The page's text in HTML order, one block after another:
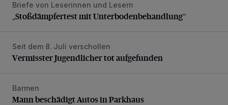
„Stoßdämpfertest mit Unterbodenbehandlung“
Briefe von Leserinnen und Lesern
„Stoßdämpfertest mit Unterbodenbehandlung“
Vermisster Jugendlicher tot aufgefunden
Seit dem 8. Juli verschollen
Vermisster Jugendlicher tot aufgefunden
Mann beschädigt Autos in Parkhaus
Barmen
Mann beschädigt Autos in Parkhaus